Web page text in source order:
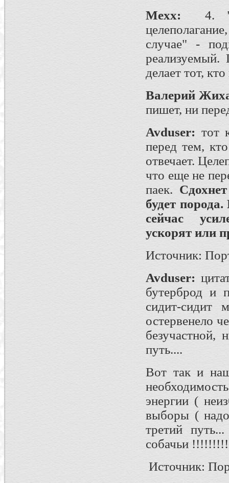
Mexx: 4.
случае" -
реализуемый.
делает тот,
Валерий
пишет, ни
Avduser: тот
перед тем,
отвечает.
что еще не
паек.
будет
сейчас
ускорят или
Источник:
Avduser:
бутерброд и
сидит-сидит
остервенело
безучастной,
путь....
Вот так и
энергии (
выборы (
третий
собачьи
Источник: